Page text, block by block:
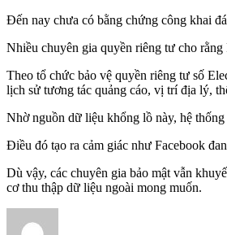
Đến nay chưa có bằng chứng công khai
Nhiều chuyên gia quyền riêng tư cho
Theo tổ chức bảo vệ quyền riêng tư số
lịch sử tương tác quảng cáo, vị trí địa lý,
Nhờ nguồn dữ liệu khổng lồ này, hệ
Điều đó tạo ra cảm giác như Facebook
Dù vậy, các chuyên gia bảo mật vẫn
cơ thu thập dữ liệu ngoài mong muốn.